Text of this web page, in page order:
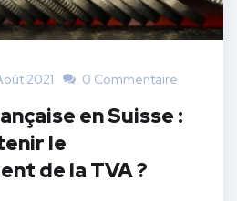
2021 0 Commentaire
en Suisse :
le
de la TVA ?